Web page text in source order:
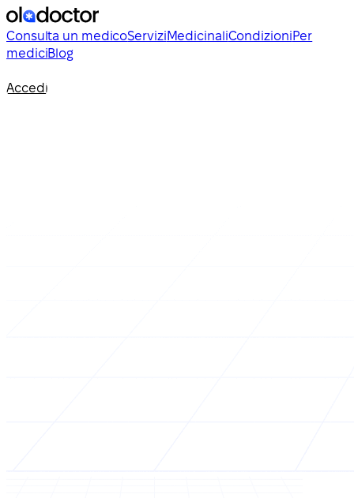
Consulta un medicoServiziMedicinaliCondizioniPer
mediciBlog
Accedi